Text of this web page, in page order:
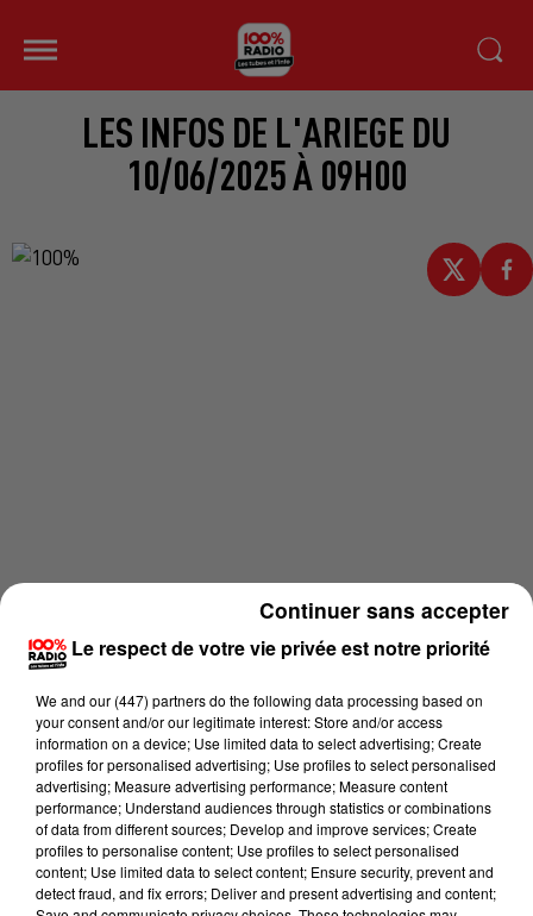
LES INFOS DE L'ARIEGE DU
10/06/2025 À 09H00
Lecture (4 min 14 sec)
Le respect de votre vie privée est notre priorité
We and our (447) partnersdo the following data processing based on
your consent and/or our legitimate interest: Store and/or access
information on a device; Use limited data to select advertising; Create
profiles for personalised advertising; Use profiles to select personalised
advertising; Measure advertising performance; Measure content
performance; Understand audiences through statistics or combinations
of data from different sources; Develop and improve services; Create
profiles to personalise content; Use profiles to select personalised
content; Use limited data to select content; Ensure security, prevent and
detect fraud, and fix errors; Deliver and present advertising and content;
Continuer sans accepter